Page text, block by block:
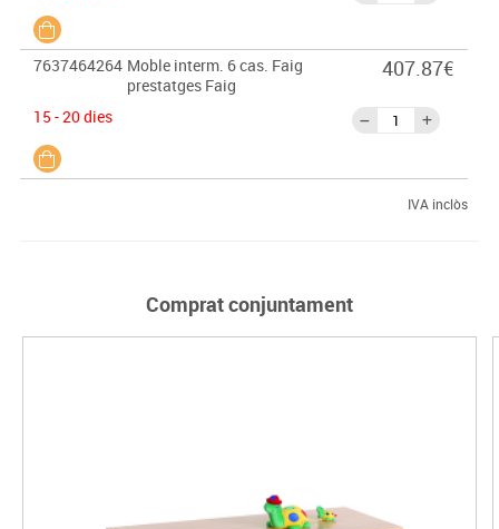
7637464264 Moble interm. 6 cas. Faig
prestatges Faig
15 - 20 dies
407.87€
IVA inclòs
Comprat conjuntament